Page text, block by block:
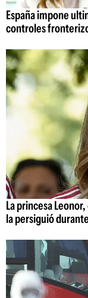
España impone
controles
La princesa
la persiguió